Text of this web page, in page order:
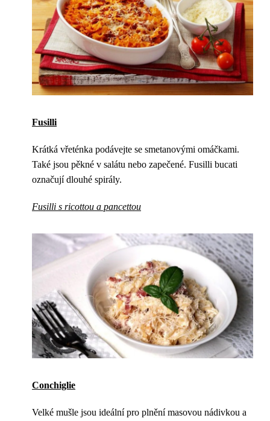
Fusilli
Krátká vřeténka podávejte se smetanovými omáčkami.
Také jsou pěkné v salátu nebo zapečené. Fusilli bucati
označují dlouhé spirály.
Fusilli s ricottou a pancettou
Conchiglie
Velké mušle jsou ideální pro plnění masovou nádivkou a